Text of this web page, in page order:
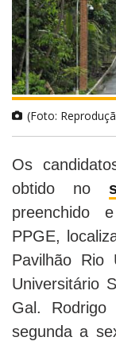
(Foto:
Os
obtido no
preenchido
PPGE,
Pavilhão Rio
Universitário
Gal.
segunda a